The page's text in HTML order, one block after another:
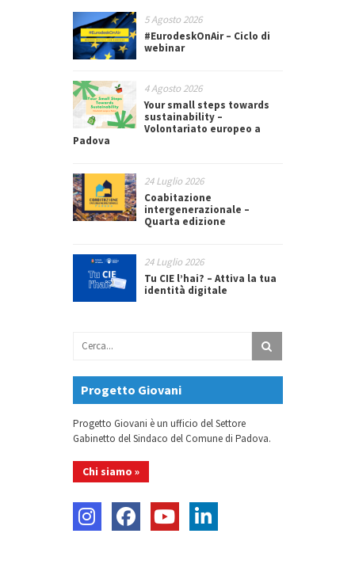
5 Agosto 2026
#EurodeskOnAir – Ciclo di
webinar
4 Agosto 2026
Your small steps towards
sustainability –
Volontariato europeo a
Padova
24 Luglio 2026
Coabitazione
intergenerazionale –
Quarta edizione
24 Luglio 2026
Tu CIE l’hai? – Attiva la tua
identità digitale
Progetto Giovani
Progetto Giovani è un ufficio del Settore
Gabinetto del Sindaco del Comune di Padova.
Chi siamo »